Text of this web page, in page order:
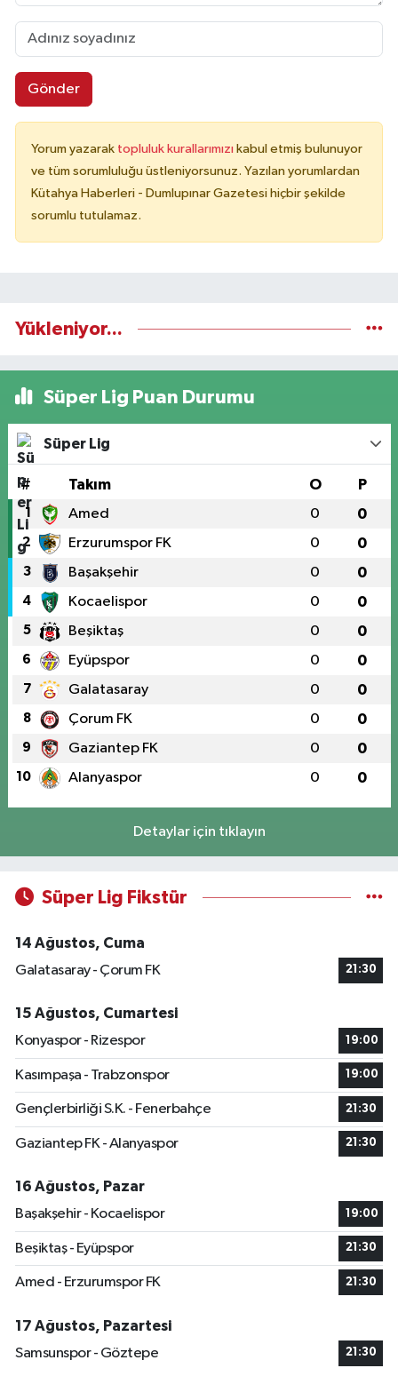
Gönder
Yorum yazarak topluluk kurallarımızı kabul etmiş bulunuyor
ve tüm sorumluluğu üstleniyorsunuz. Yazılan yorumlardan
Kütahya Haberleri - Dumlupınar Gazetesi hiçbir şekilde
sorumlu tutulamaz.
Yükleniyor...
Süper Lig Puan Durumu
Süper Lig
# Takım O P
1 Amed 0 0
2 Erzurumspor FK 0 0
3 Başakşehir 0 0
4 Kocaelispor 0 0
5 Beşiktaş 0 0
6 Eyüpspor 0 0
7 Galatasaray 0 0
8 Çorum FK 0 0
9 Gaziantep FK 0 0
10 Alanyaspor 0 0
Detaylar için tıklayın
Süper Lig Fikstür
14 Ağustos, Cuma
Galatasaray - Çorum FK
21:30
15 Ağustos, Cumartesi
Konyaspor - Rizespor
19:00
Kasımpaşa - Trabzonspor 19:00
Gençlerbirliği S.K. - Fenerbahçe 21:30
Gaziantep FK - Alanyaspor 21:30
16 Ağustos, Pazar
Başakşehir - Kocaelispor
19:00
Beşiktaş - Eyüpspor 21:30
Amed - Erzurumspor FK 21:30
17 Ağustos, Pazartesi
Samsunspor - Göztepe
21:30